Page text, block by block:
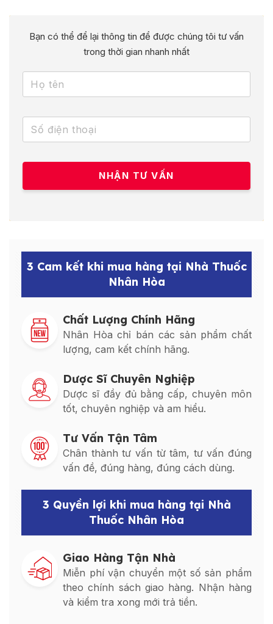
Bạn có thể để lại thông tin để được chúng tôi tư vấn
trong thời gian nhanh nhất
3 Cam kết khi mua hàng tại Nhà Thuốc
Nhân Hòa
Chất Lượng Chính Hãng
Nhân Hòa chỉ bán các sản phẩm chất
lượng, cam kết chính hãng.
Dược Sĩ Chuyên Nghiệp
Dược sĩ đầy đủ bằng cấp, chuyên môn
tốt, chuyên nghiệp và am hiểu.
Tư Vấn Tận Tâm
Chân thành tư vấn từ tâm, tư vấn đúng
vấn đề, đúng hàng, đúng cách dùng.
3 Quyền lợi khi mua hàng tại Nhà
Thuốc Nhân Hòa
Giao Hàng Tận Nhà
Miễn phí vận chuyển một số sản phẩm
theo chính sách giao hàng. Nhận hàng
và kiểm tra xong mới trả tiền.